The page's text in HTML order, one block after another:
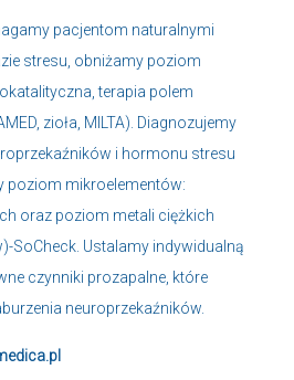
pacjentom naturalnymi
stresu, obniżamy poziom
terapia polem
zioła, MILTA). Diagnozujemy
i hormonu stresu
poziom mikroelementów:
oraz poziom metali ciężkich
SoCheck. Ustalamy indywidualną
czynniki prozapalne, które
neuroprzekaźników.